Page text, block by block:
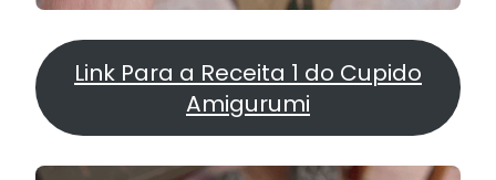
Link Para a Receita 1 do Cupido
Amigurumi